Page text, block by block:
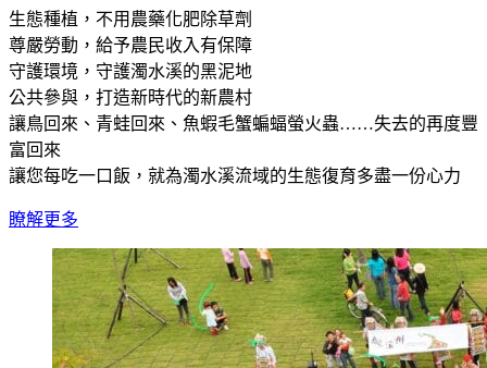
生態種植，不用農藥化肥除草劑
尊嚴勞動，給予農民收入有保障
守護環境，守護濁水溪的黑泥地
公共參與，打造新時代的新農村
讓鳥回來、青蛙回來、魚蝦毛蟹蝙蝠螢火蟲……失去的再度豐
富回來
讓您每吃一口飯，就為濁水溪流域的生態復育多盡一份心力
瞭解更多